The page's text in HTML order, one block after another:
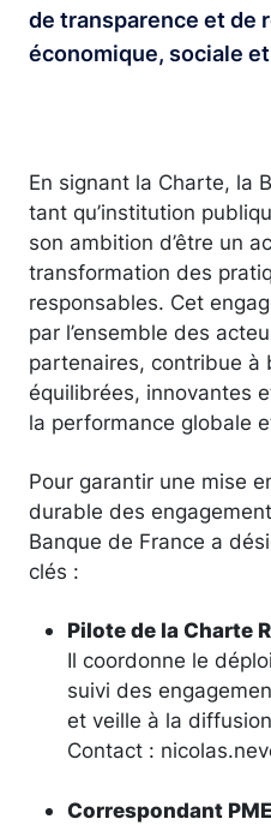
de transparence et de
économique, sociale
En signant la Charte, la
tant qu’institution
son ambition d’être un
transformation des
responsables. Cet
par l’ensemble des
partenaires, contribue à
équilibrées, innovantes
la performance globale
Pour garantir une mise
durable des
Banque de France a
clés :
Pilote de la Charte
Il coordonne le
suivi des
et veille à la
Contact :
Correspondant